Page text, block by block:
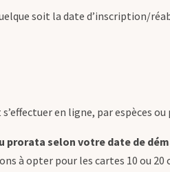
soit la date d’inscription/
en ligne, par espèces
prorata selon votre date de
à opter pour les cartes 10 ou 20